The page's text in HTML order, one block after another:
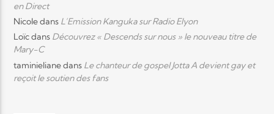
en Direct
Nicoledans L’Emission Kanguka sur Radio Elyon
Loïcdans Découvrez « Descends sur nous » le nouveau titre de
Mary-C
taminielianedans Le chanteur de gospel Jotta A devient gay et
reçoit le soutien des fans